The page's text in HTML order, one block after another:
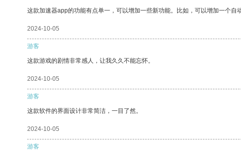
这款加速器app的功能有点单一，可以增加一些新功能。比如，可以增加一个
2024-10-05
游客
这款游戏的剧情非常感人，让我久久不能忘怀。
2024-10-05
游客
这款软件的界面设计非常简洁，一目了然。
2024-10-05
游客